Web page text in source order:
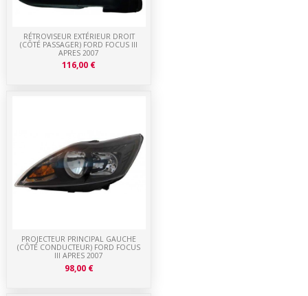
PROJECTEUR PRINCIPAL GAUCHE
(CÔTÉ CONDUCTEUR) FORD FOCUS
III APRES 2007
98,00 €
RÉTROVISEUR EXTÉRIEUR DROIT
(CÔTÉ PASSAGER) FORD FOCUS III
APRES 2007
116,00 €